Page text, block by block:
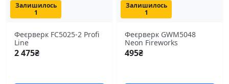
Залишилось
1
Феєрверк FC5025-2 Profi
Line
2 475₴
Залишилось
1
Феєрверк GWM5048
Neon Fireworks
495₴